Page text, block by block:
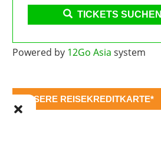
TICKETS SUCHEN
Powered by 12Go Asia system
UNSERE REISEKREDITKARTE*